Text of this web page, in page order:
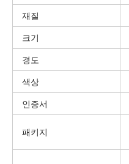
재질
크기
경도
색상
인증서
패키지